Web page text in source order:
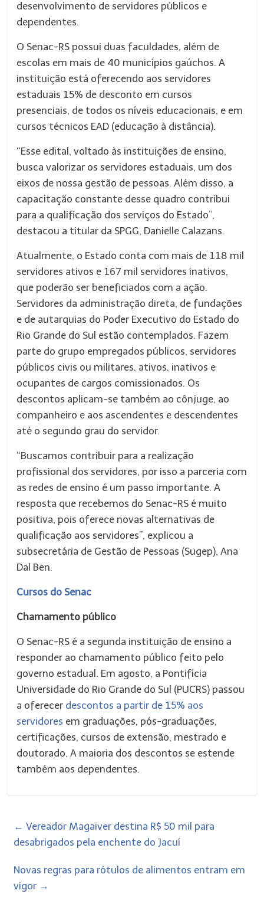
desenvolvimento de servidores públicos e
dependentes.
O Senac-RS possui duas faculdades, além de
escolas em mais de 40 municípios gaúchos. A
instituição está oferecendo aos servidores
estaduais 15% de desconto em cursos
presenciais, de todos os níveis educacionais, e em
cursos técnicos EAD (educação à distância).
“Esse edital, voltado às instituições de ensino,
busca valorizar os servidores estaduais, um dos
eixos de nossa gestão de pessoas. Além disso, a
capacitação constante desse quadro contribui
para a qualificação dos serviços do Estado”,
destacou a titular da SPGG, Danielle Calazans.
Atualmente, o Estado conta com mais de 118 mil
servidores ativos e 167 mil servidores inativos,
que poderão ser beneficiados com a ação.
Servidores da administração direta, de fundações
e de autarquias do Poder Executivo do Estado do
Rio Grande do Sul estão contemplados. Fazem
parte do grupo empregados públicos, servidores
públicos civis ou militares, ativos, inativos e
ocupantes de cargos comissionados. Os
descontos aplicam-se também ao cônjuge, ao
companheiro e aos ascendentes e descendentes
até o segundo grau do servidor.
“Buscamos contribuir para a realização
profissional dos servidores, por isso a parceria com
as redes de ensino é um passo importante. A
resposta que recebemos do Senac-RS é muito
positiva, pois oferece novas alternativas de
qualificação aos servidores”, explicou a
subsecretária de Gestão de Pessoas (Sugep), Ana
Dal Ben.
Cursos do Senac
Chamamento público
O Senac-RS é a segunda instituição de ensino a
responder ao chamamento público feito pelo
governo estadual. Em agosto, a Pontifícia
Universidade do Rio Grande do Sul (PUCRS) passou
a oferecer descontos a partir de 15% aos
servidores em graduações, pós-graduações,
certificações, cursos de extensão, mestrado e
doutorado. A maioria dos descontos se estende
também aos dependentes.
← Vereador Magaiver destina R$ 50 mil para
desabrigados pela enchente do Jacuí
Novas regras para rótulos de alimentos entram em
vigor →